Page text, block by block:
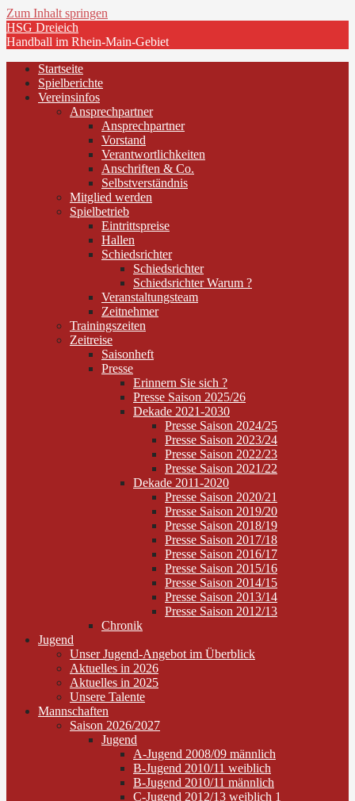
Zum Inhalt springen
HSG Dreieich
Handball im Rhein-Main-Gebiet
Startseite
Spielberichte
Vereinsinfos
Ansprechpartner
Ansprechpartner
Vorstand
Verantwortlichkeiten
Anschriften & Co.
Selbstverständnis
Mitglied werden
Spielbetrieb
Eintrittspreise
Hallen
Schiedsrichter
Schiedsrichter
Schiedsrichter Warum ?
Veranstaltungsteam
Zeitnehmer
Trainingszeiten
Zeitreise
Saisonheft
Presse
Erinnern Sie sich ?
Presse Saison 2025/26
Dekade 2021-2030
Presse Saison 2024/25
Presse Saison 2023/24
Presse Saison 2022/23
Presse Saison 2021/22
Dekade 2011-2020
Presse Saison 2020/21
Presse Saison 2019/20
Presse Saison 2018/19
Presse Saison 2017/18
Presse Saison 2016/17
Presse Saison 2015/16
Presse Saison 2014/15
Presse Saison 2013/14
Presse Saison 2012/13
Chronik
Jugend
Unser Jugend-Angebot im Überblick
Aktuelles in 2026
Aktuelles in 2025
Unsere Talente
Mannschaften
Saison 2026/2027
Jugend
A-Jugend 2008/09 männlich
B-Jugend 2010/11 weiblich
B-Jugend 2010/11 männlich
C-Jugend 2012/13 weiblich 1